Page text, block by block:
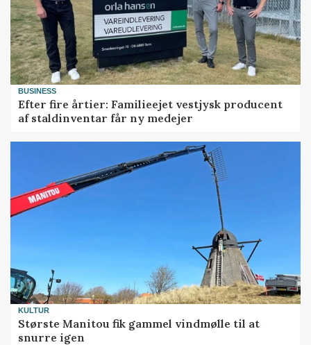
BUSINESS
Efter fire årtier: Familieejet vestjysk producent
af staldinventar får ny medejer
KULTUR
Største Manitou fik gammel vindmølle til at
snurre igen